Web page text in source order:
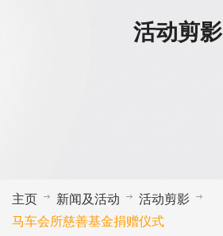
活动剪影
主页 新闻及活动
活动剪影
马车会所慈善基金捐赠仪式